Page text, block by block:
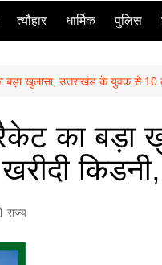
त्यौहार धार्मिक पुलिस
बड़ा खुलासा, उत्तराखंड के युवक से 10
का बड़ा
राज्य